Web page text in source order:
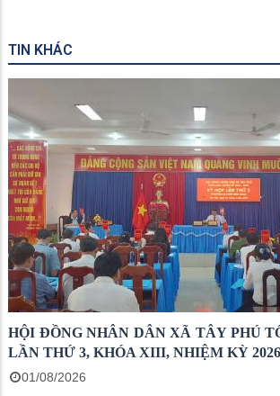
TIN KHÁC
HỘI ĐỒNG NHÂN DÂN XÃ TÂY PHÚ
LẦN THỨ 3, KHÓA XIII, NHIỆM KỲ 2026
01/08/2026